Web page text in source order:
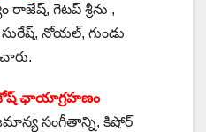
రాజేష్, గెటప్ శ్రీను ,
నోయల్, గుండు
ఛాయాగ్రహణం
సంగీతాన్ని, కిషోర్